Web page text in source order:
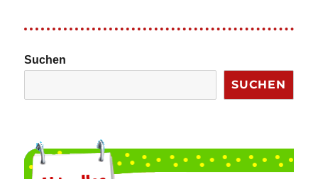
Suchen
SUCHEN